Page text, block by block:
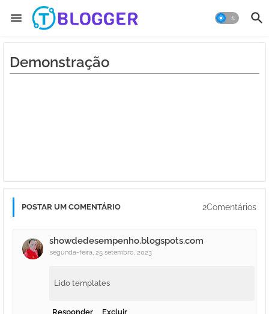
Demonstração
POSTAR UM COMENTÁRIO 2Comentários
showdedesempenho.blogspots.com
segunda-feira, 25 setembro, 2023
Lido templates
Responder Excluir